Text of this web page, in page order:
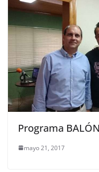
Programa
mayo 21, 2017